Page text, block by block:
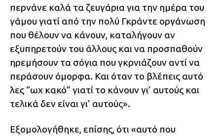
περνάνε καλά τα ζευγάρια για την ημέρα του
γάμου γιατί από την πολύ Γκράντε οργάνωση
που θέλουν να κάνουν, καταλήγουν αν
εξυπηρετούν του άλλους και να προσπαθούν
ηρεμήσουν τα σόγια που γκρνιάζουν αντί να
περάσουν όμορφα. Και όταν το βλέπεις αυτό
λες “ωχ κακό” γιατί το κάνουν γι’ αυτούς και
τελικά δεν είναι γι’ αυτούς».
Εξομολογήθηκε, επίσης, ότι «αυτό που